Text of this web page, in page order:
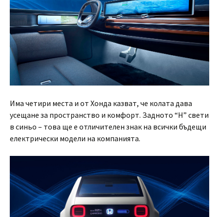
Има четири места и от Хонда казват, че колата дава
усещане за пространство и комфорт. Задното “H” свети
в синьо – това ще е отличителен знак на всички бъдещи
електрически модели на компанията.